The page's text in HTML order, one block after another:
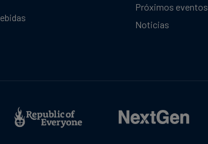
Próximos eventos
Noticias